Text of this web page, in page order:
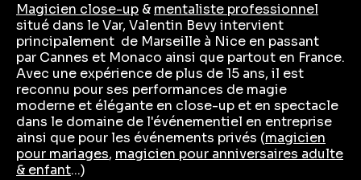
Magicien close-up & mentaliste professionnel
situé dans le Var, Valentin Bevy intervient
principalement de Marseille à Nice en passant
par Cannes et Monaco ainsi que partout en France.
Avec une expérience de plus de 15 ans, il est
reconnu pour ses performances de magie
moderne et élégante en close-up et en spectacle
dans le domaine de l'événementiel en entreprise
ainsi que pour les événements privés (magicien
pour mariages, magicien pour anniversaires adulte
& enfant...)